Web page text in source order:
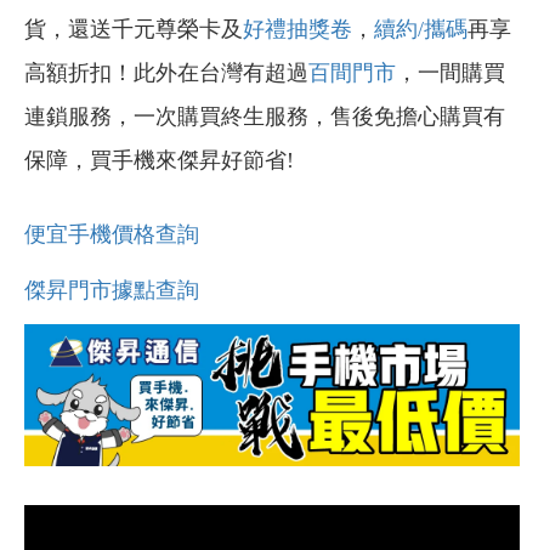
貨，還送千元尊榮卡及好禮抽獎卷 ， 續約/攜碼再享
高額折扣！此外在台灣有超過百間門市 ，一間購買
連鎖服務，一次購買終生服務，售後免擔心購買有
保障，買手機來傑昇好節省!
便宜手機價格查詢
傑昇門市據點查詢